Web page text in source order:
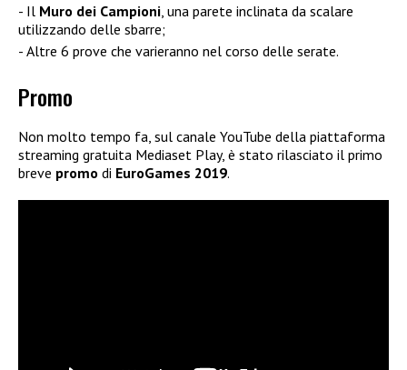
Il Muro dei Campioni , una parete inclinata da scalare
utilizzando delle sbarre;
Altre 6 prove che varieranno nel corso delle serate.
Promo
Non molto tempo fa, sul canale YouTube della piattaforma
streaming gratuita Mediaset Play, è stato rilasciato il primo
breve promo di EuroGames 2019.